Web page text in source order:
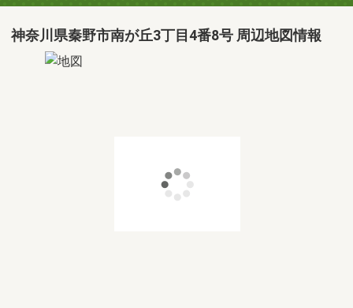
神奈川県秦野市南が丘3丁目4番8号 周辺地図情報